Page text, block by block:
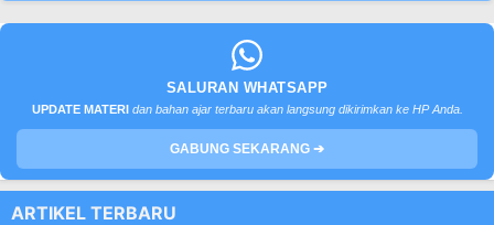
SALURAN WHATSAPP
UPDATE MATERI dan bahan ajar terbaru akan langsung dikirimkan ke HP Anda.
GABUNG SEKARANG ➔
ARTIKEL TERBARU